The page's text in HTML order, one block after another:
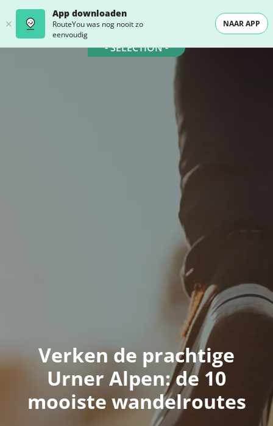
App downloaden
RouteYou was nog nooit zo
eenvoudig
NAAR APP
- SELECTION -
Verken de prachtige
Urner Alpen: de 10
mooiste wandelroutes